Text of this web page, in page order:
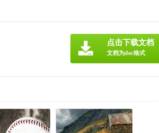
点击下载文档
文档为doc格式